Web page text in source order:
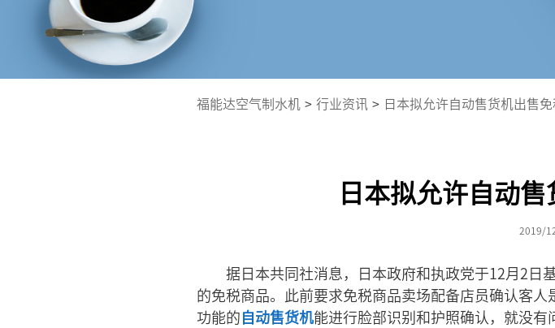
福能达空气制水机 > 行业资讯 > 日本拟允许自动售货机出售
日本拟允许自动
2019/
据日本共同社消息，日本政府和执政党于12月2日
的免税商品。此前要求免税商品卖场配备店员确认客
功能的自动售货机能进行脸部识别和护照确认，就没